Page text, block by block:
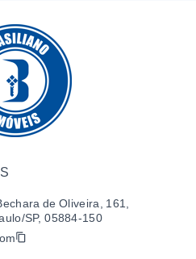
de Oliveira, 161,
SP, 05884-150